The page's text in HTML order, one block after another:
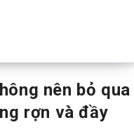
nên bỏ qua
rợn và đầy